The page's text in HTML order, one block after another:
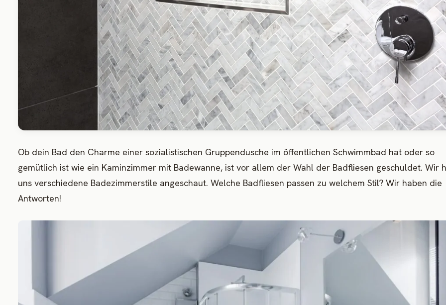
Ob dein Bad den Charme einer sozialistischen Gruppendusche im öffentlichen Schwimmbad hat oder so
gemütlich ist wie ein Kaminzimmer mit Badewanne, ist vor allem der Wahl der Badfliesen geschuldet. Wir
uns verschiedene Badezimmerstile angeschaut. Welche Badfliesen passen zu welchem Stil? Wir haben die
Antworten!